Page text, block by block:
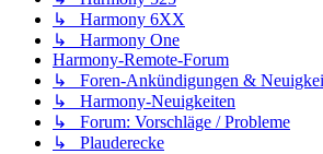
↳ Harmony 6XX
↳ Harmony One
Harmony-Remote-Forum
↳ Foren-Ankündigungen &
↳ Harmony-Neuigkeiten
↳ Forum: Vorschläge / Probleme
↳ Plauderecke